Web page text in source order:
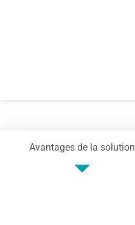
Avantages de la solution